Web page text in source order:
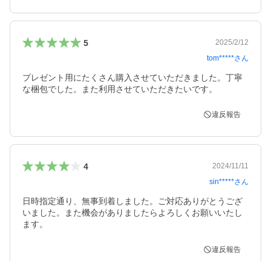
5
2025/2/12
tom*****さん
プレゼント用にたくさん購入させていただきました。丁寧
な梱包でした。また利用させていただきたいです。
違反報告
4
2024/11/11
sin*****さん
日時指定通り、無事到着しました。ご対応ありがとうござ
いました。また機会がありましたらよろしくお願いいたし
ます。
違反報告